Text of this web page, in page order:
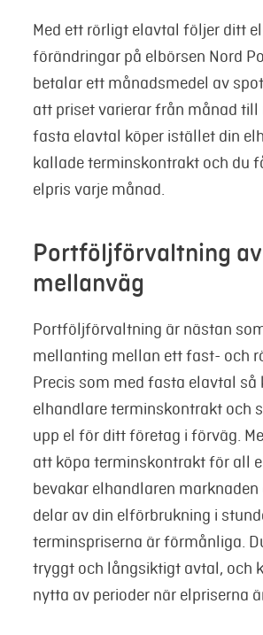
Med ett rörligt elavtal följer ditt
förändringar på elbörsen Nord
betalar ett månadsmedel av
att priset varierar från månad till
fasta elavtal köper istället din
kallade terminskontrakt och du
elpris varje månad.
Portföljförvaltning av
mellanväg
Portföljförvaltning är nästan
mellanting mellan ett fast- och
Precis som med fasta elavtal så
elhandlare terminskontrakt och
upp el för ditt företag i förväg.
att köpa terminskontrakt för all
bevakar elhandlaren marknaden
delar av din elförbrukning i
terminspriserna är förmånliga.
tryggt och långsiktigt avtal, och
nytta av perioder när elpriserna